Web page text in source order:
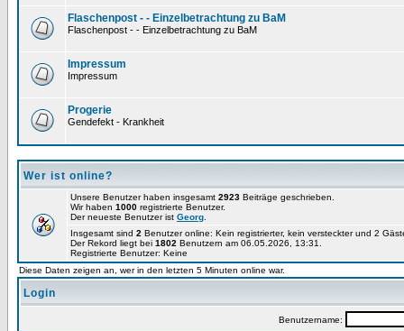
Flaschenpost - - Einzelbetrachtung zu BaM
Flaschenpost - - Einzelbetrachtung zu BaM
Impressum
Impressum
Progerie
Gendefekt - Krankheit
Wer ist online?
Unsere Benutzer haben insgesamt 2923 Beiträge geschrieben.
Wir haben 1000 registrierte Benutzer.
Der neueste Benutzer ist Georg
Insgesamt sind 2 Benutzer online: Kein registrierter, kein versteckter und 2
Der Rekord liegt bei 1802 Benutzern am 06.05.2026, 13:31.
Registrierte Benutzer: Keine
Diese Daten zeigen an, wer in den letzten 5 Minuten online war.
Login
Benutzername: